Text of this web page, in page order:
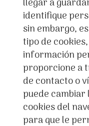
llegar a
identifique
sin embargo,
tipo de
información
proporcione a
de contacto o
puede
cookies del
para que le